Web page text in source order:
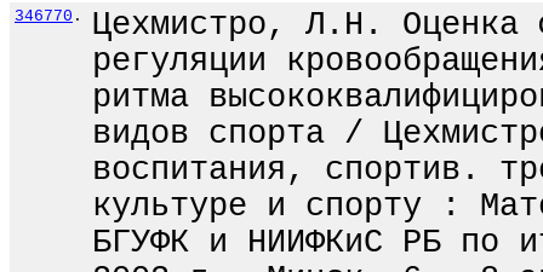
346770 .
Цехмистро, Л.Н. Оценка
регуляции
ритма
видов спорта /
воспитания, спортив.
культуре и спорту :
БГУФК и НИИФКиС РБ по